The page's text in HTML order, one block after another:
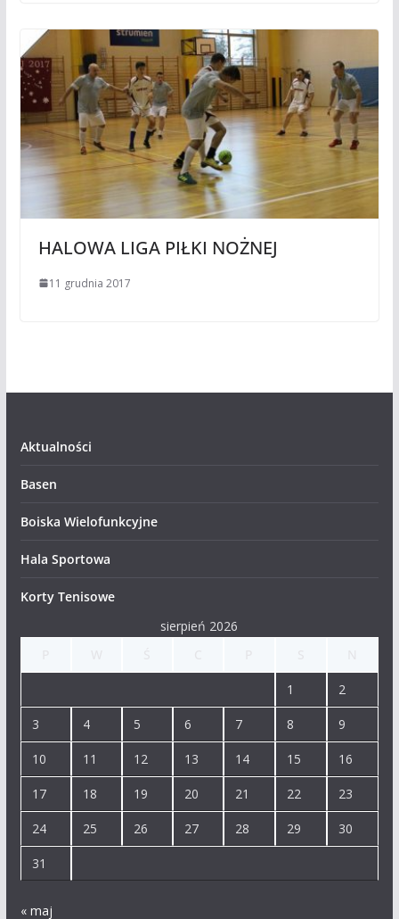
HALOWA LIGA PIŁKI NOŻNEJ
11 grudnia 2017
Aktualności
Basen
Boiska Wielofunkcyjne
Hala Sportowa
Korty Tenisowe
sierpień 2026
1 2
3 4 5 6 7 8 9
10 11 12 13 14 15 16
17 18 19 20 21 22 23
24 25 26 27 28 29 30
31
« maj